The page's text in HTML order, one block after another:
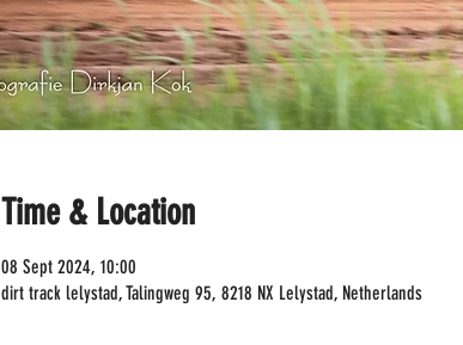
Time & Location
08 Sept 2024, 10:00
dirt track lelystad, Talingweg 95, 8218 NX Lelystad, Netherlands